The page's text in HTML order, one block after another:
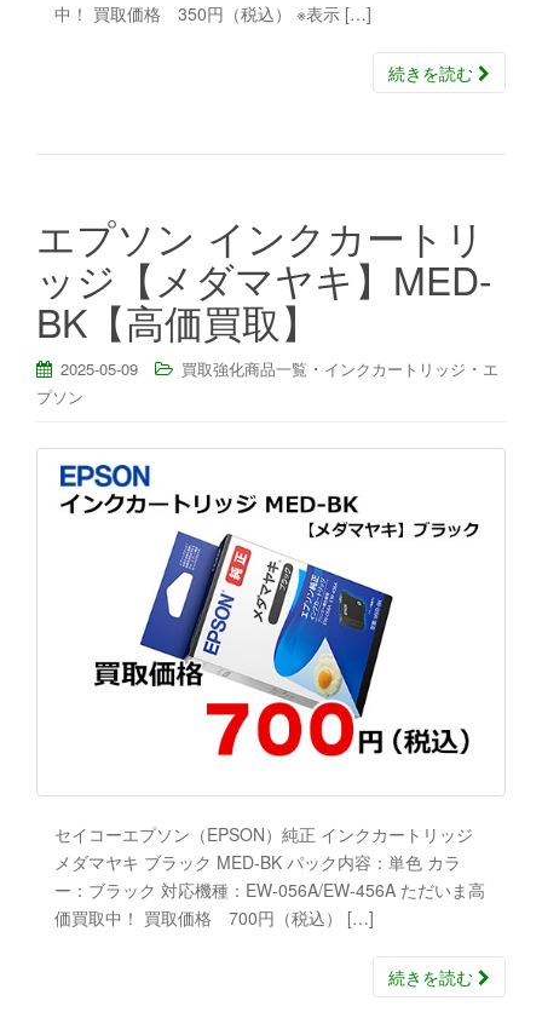
中！ 買取価格 350円（税込） ※表示 […]
続きを読む
エプソン インクカートリ
ッジ【メダマヤキ】MED-
BK【高価買取】
2025-05-09 買取強化商品一覧 ・ インクカートリッジ ・ エ
プソン
セイコーエプソン（EPSON）純正 インクカートリッジ
メダマヤキ ブラック MED-BK パック内容：単色 カラ
ー：ブラック 対応機種：EW-056A/EW-456A ただいま高
価買取中！ 買取価格 700円（税込） […]
続きを読む